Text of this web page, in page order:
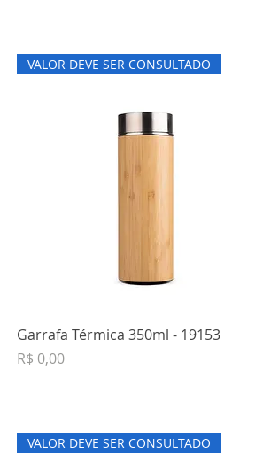
VALOR DEVE SER CONSULTADO
Garrafa Térmica 350ml - 19153
Preço
R$ 0,00
VALOR DEVE SER CONSULTADO